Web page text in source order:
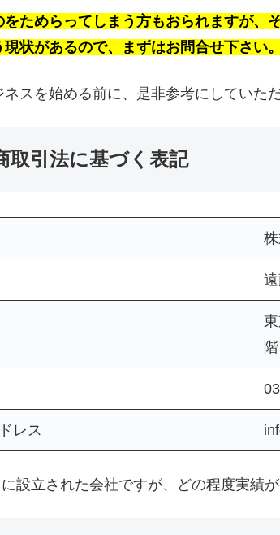
をためらってしまう方もおられますが、
現状があるので、まずはお問合せ下さい。
ネスを始める前に、是非参考にしていた
取引法に基づく表記
階
レス
設立された会社ですが、どの程度実績